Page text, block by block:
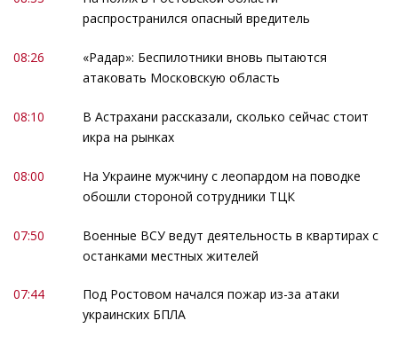
распространился опасный вредитель
08:26
«Радар»: Беспилотники вновь пытаются
атаковать Московскую область
08:10
В Астрахани рассказали, сколько сейчас стоит
икра на рынках
08:00
На Украине мужчину с леопардом на поводке
обошли стороной сотрудники ТЦК
07:50
Военные ВСУ ведут деятельность в квартирах с
останками местных жителей
07:44
Под Ростовом начался пожар из-за атаки
украинских БПЛА